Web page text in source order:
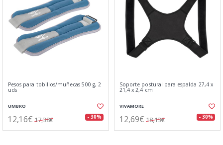
Pesos para tobillos/muñecas 500 g, 2
uds
UMBRO
12,16€ 17,38€ - 30%
Soporte postural para espalda 27,4 x
21,4 x 2,4 cm
VIVAMORE
12,69€ 18,13€ - 30%